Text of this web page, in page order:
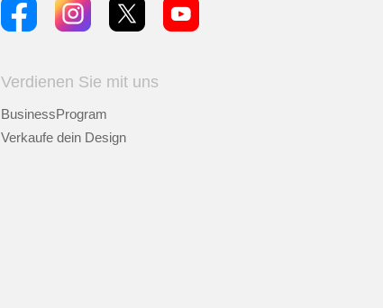
Verdienen Sie mit uns
BusinessProgram
Verkaufe dein Design